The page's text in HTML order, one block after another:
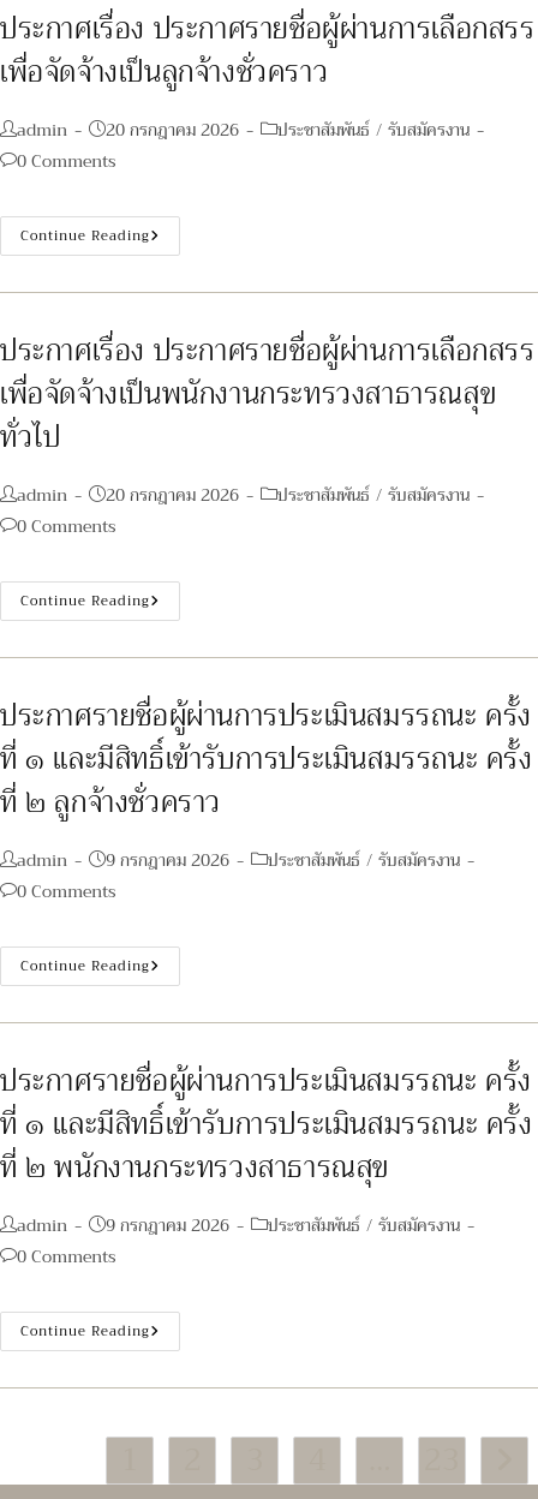
สิทธิ
เข้า
การ
ประเมิน
สมรรถนะ
วัน
ใน
การ
ประเมิน
ตำแหน่ง
วิชาการ
จำนวน
๑
อัตรา
ประกาศเรื่อง ประกาศรายชื่อผู้ผ่านการเลือกสรร
เพื่อจัดจ้างเป็นลูกจ้างชั่วคราว
Post
author:
admin
Post
published:
20 กรกฎาคม 2026
Postประชาสัมพันธ์ / รับสมัครงาน
Post0 Comments
Continue Readingประกาศ
เรื่อง
ราย
ผ่าน
การ
เลือกสรร
เพื่อ
จัด
ประกาศเรื่อง ประกาศรายชื่อผู้ผ่านการเลือกสรร
เพื่อจัดจ้างเป็นพนักงานกระทรวงสาธารณสุข
ทั่วไป
Post
author:
admin
Post
published:
20 กรกฎาคม 2026
Postประชาสัมพันธ์ / รับสมัครงาน
Post0 Comments
Continue Readingประกาศ
เรื่อง
ราย
ผ่าน
การ
เลือกสรร
เพื่อ
จัด
เป็น
พนักงาน
สาธารณสุข
ทั่วไป
ประกาศรายชื่อผู้ผ่านการประเมินสมรรถนะ ครั้ง
ที่ ๑ และมีสิทธิ์เข้ารับการประเมินสมรรถนะ ครั้ง
ที่ ๒ ลูกจ้างชั่วคราว
Post
author:
admin
Post
published:
9 กรกฎาคม 2026
Postประชาสัมพันธ์ / รับสมัครงาน
Post0 Comments
Continue Readingประกาศ
ราย
ผู้
ประเมิน
สมรรถนะ
ครั้ง
ที่
๑
มี
สิทธิ์
รับ
การ
๒
ลูกจ้าง
ชั่วคราว
ประกาศรายชื่อผู้ผ่านการประเมินสมรรถนะ ครั้ง
ที่ ๑ และมีสิทธิ์เข้ารับการประเมินสมรรถนะ ครั้ง
ที่ ๒ พนักงานกระทรวงสาธารณสุข
Post
author:
admin
Post
published:
9 กรกฎาคม 2026
Postประชาสัมพันธ์ / รับสมัครงาน
Post0 Comments
Continue Readingประกาศ
ราย
ผู้
ประเมิน
ที่